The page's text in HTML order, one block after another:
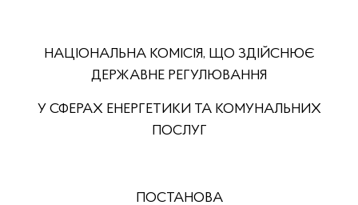
НАЦІОНАЛЬНА КОМІСІЯ, ЩО ЗДІЙСНЮЄ
ДЕРЖАВНЕ РЕГУЛЮВАННЯ
У СФЕРАХ ЕНЕРГЕТИКИ ТА КОМУНАЛЬНИХ
ПОСЛУГ
ПОСТАНОВА